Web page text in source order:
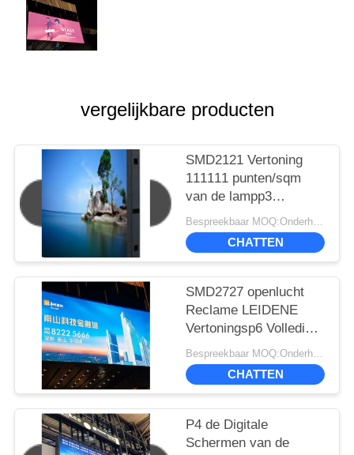
vergelijkbare producten
SMD2121 Vertoning
111111 punten/sqm
van de lampp3
Reclame leiden Pixel
1100 Helderheid cd/㎡
CHATTEN
SMD2727 openlucht
Reclame LEIDENE
Vertoningsp6 Volledige
Kleur 6000
Netenhelderheid
Bespreekbaar MOQ:Onderhandeling
CHATTEN
P4 de Digitale
Schermen van de